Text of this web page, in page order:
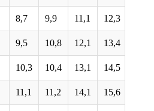
8,7 9,9 11,1 12,3
9,5 10,8 12,1 13,4
10,3 10,4 13,1 14,5
11,1 11,2 14,1 15,6